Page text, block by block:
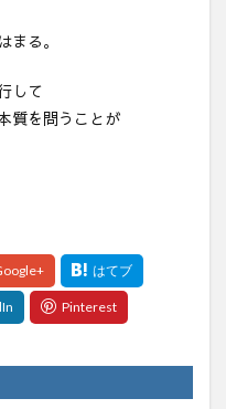
る。
して
質を問うことが